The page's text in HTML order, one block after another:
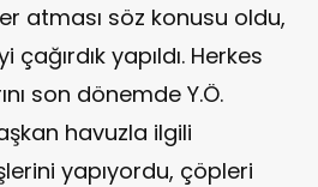
atması söz konusu oldu,
yapıldı. Herkes
son dönemde Y.Ö.
havuzla ilgili
yapıyordu, çöpleri